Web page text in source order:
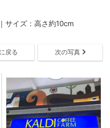
サイズ：高さ約10cm
戻る 次の写真